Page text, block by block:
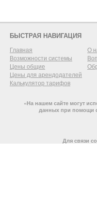
БЫСТРАЯ НАВИГАЦИЯ
Главная
Возможности системы
Цены общие
Цены для арендодателей
Калькулятор тарифов
О
«На нашем сайте могут
данных при помощи
Для связи